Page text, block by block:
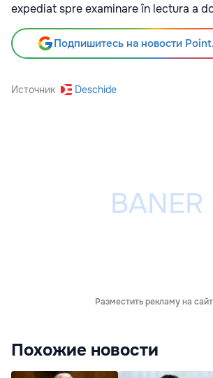
expediat spre examinare în lectura a
Подпишитесь на новости
Источник Deschide
Разместить рекламу на
Похожие новости